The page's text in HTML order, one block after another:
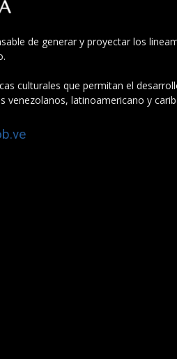
de generar y proyectar los
culturales que permitan el
venezolanos, latinoamericano y